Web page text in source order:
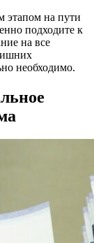
этапом на пути
подходите к
на все
необходимо.